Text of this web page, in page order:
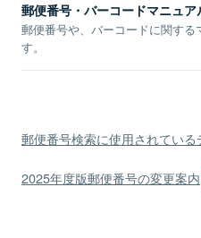
郵便番号・バーコードマニュア
郵便番号や、バーコードに関する
す。
郵便番号検索に使用されている
2025年度版郵便番号の変更案内